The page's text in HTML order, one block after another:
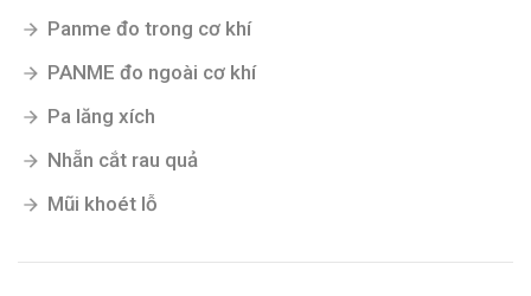
Panme đo trong cơ khí
PANME đo ngoài cơ khí
Pa lăng xích
Nhẵn cắt rau quả
Mũi khoét lỗ